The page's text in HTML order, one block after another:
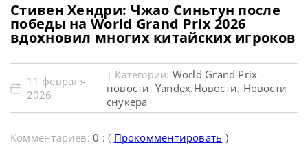
Стивен Хендри: Чжао Синьтун после
победы на World Grand Prix 2026
вдохновил многих китайских игроков
11 февраля
2026
| Категории: World Grand Prix -
новости, Yandex.Новости, Новости
снукера
Комментариев:0 : ( Прокомментировать )